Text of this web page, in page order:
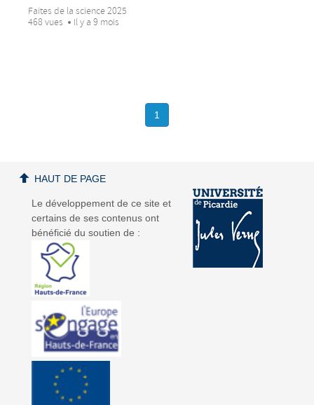
Faites de la science 2025
468 vues
Il y a 9 mois
1
Le développement de ce site et
certains de ses contenus ont
bénéficié du soutien de :
HAUT DE PAGE